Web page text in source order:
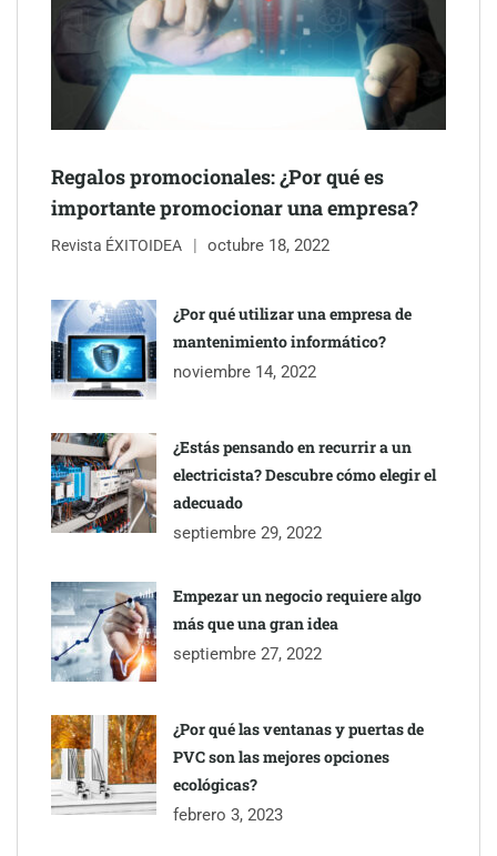
Schaeffler mejora su rentabilidad en el primer semestre de 2026
Regalos promocionales: ¿Por qué es
importante promocionar una empresa?
Revista ÉXITOIDEA octubre 18, 2022
¿Por qué utilizar una empresa de
mantenimiento informático?
noviembre 14, 2022
¿Estás pensando en recurrir a un
electricista? Descubre cómo elegir el
adecuado
septiembre 29, 2022
Empezar un negocio requiere algo
más que una gran idea
septiembre 27, 2022
¿Por qué las ventanas y puertas de
PVC son las mejores opciones
ecológicas?
febrero 3, 2023